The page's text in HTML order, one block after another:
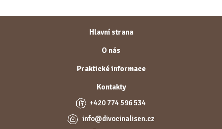
Hlavní strana
O nás
Praktické informace
Kontakty
+420 774 596 534
info@divocinalisen.cz